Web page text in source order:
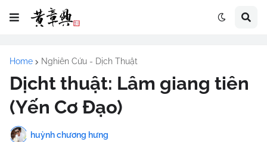
Home Nghiên Cứu - Dịch Thuật
Dịcht thuật: Lâm giang tiên
(Yến Cơ Đạo)
huỳnh chương hưng